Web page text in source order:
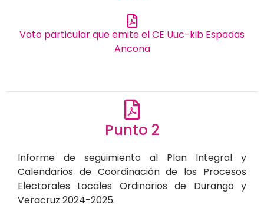
Voto particular que emite el CE Uuc-kib Espadas
Ancona
Punto 2
Informe de seguimiento al Plan Integral y
Calendarios de Coordinación de los Procesos
Electorales Locales Ordinarios de Durango y
Veracruz 2024-2025.